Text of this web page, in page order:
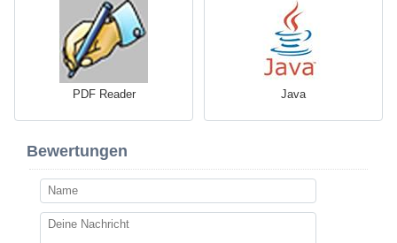
PDF Reader Java
Bewertungen